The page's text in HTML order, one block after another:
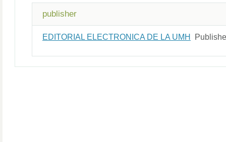
publisher
EDITORIAL ELECTRONICA DE LA UMH